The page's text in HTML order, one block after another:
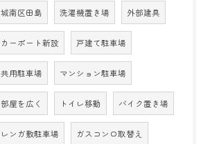
城南区田島 洗濯機置き場 外部建具
カーポート新設 戸建て駐車場
共用駐車場 マンション駐車場
部屋を広く トイレ移動 バイク置き場
レンガ敷駐車場 ガスコンロ取替え